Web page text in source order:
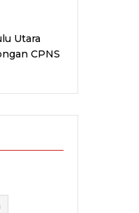
Bawah
Barat
Utara
CPNS
Jumlah